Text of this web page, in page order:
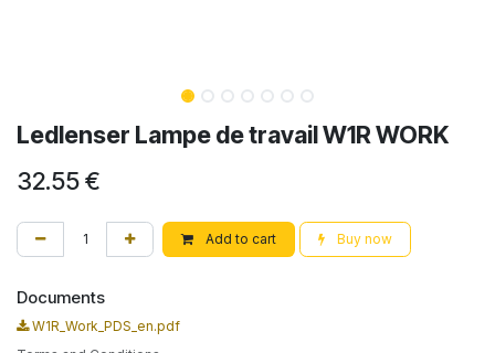
Ledlenser Lampe de travail W1R WORK
32.55€
Add to cart Buy now
Documents
W1R_Work_PDS_en.pdf